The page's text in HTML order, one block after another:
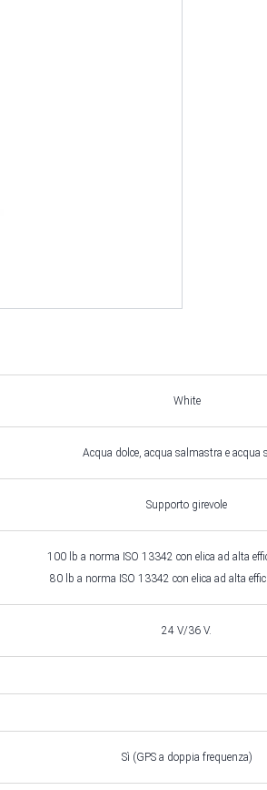
White
Acqua dolce, acqua salmastra e acqua
Supporto girevole
100 lb a norma ISO 13342 con elica ad alta
80 lb a norma ISO 13342 con elica ad alta
24 V/36 V.
Sì (GPS a doppia frequenza)